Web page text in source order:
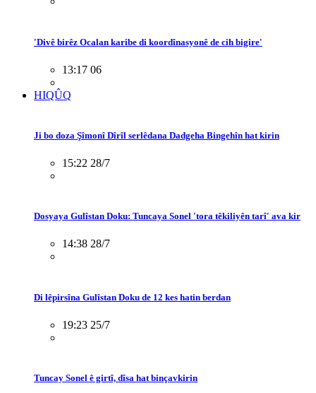
'Divê birêz Ocalan karibe di koordînasyonê de cih bigire'
13:17 06
HIQÛQ
Ji bo doza Şîmonî Dîrîl serlêdana Dadgeha Bingehîn hat kirin
15:22 28/7
Dosyaya Gulîstan Doku: Tuncaya Sonel 'tora têkiliyên tarî' ava kir
14:38 28/7
Di lêpirsîna Gulîstan Doku de 12 kes hatin berdan
19:23 25/7
Tuncay Sonel ê girtî, dîsa hat binçavkirin